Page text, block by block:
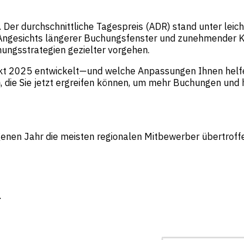
durchschnittliche Tagespreis (ADR) stand unter
längerer Buchungsfenster und
gezielter vorgehen.
2025 entwickelt—und welche Anpassungen Ihnen
Sie jetzt ergreifen können, um mehr Buchungen
Jahr die meisten regionalen Mitbewerber